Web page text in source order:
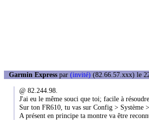
Garmin Express par (invité) (82.66.57.xxx) le
@ 82.244.98.
J'ai eu le même souci que toi; facile à résoudre.
Sur ton FR610, tu vas sur Config > Système
A présent en principe ta montre va être